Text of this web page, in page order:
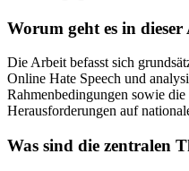
Worum geht es in
Die Arbeit befasst sich
Online Hate Speech und
Rahmenbedingungen sowie
Herausforderungen auf
Was sind die zentralen